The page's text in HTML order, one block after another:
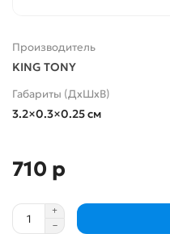
Производитель
KING TONY
Габариты (ДхШхВ)
3.2×0.3×0.25 см
710 р